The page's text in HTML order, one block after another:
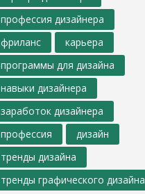
профессия дизайнера
фриланс
карьера
программы для дизайна
навыки дизайнера
заработок дизайнера
профессия
дизайн
тренды дизайна
тренды графического дизайна